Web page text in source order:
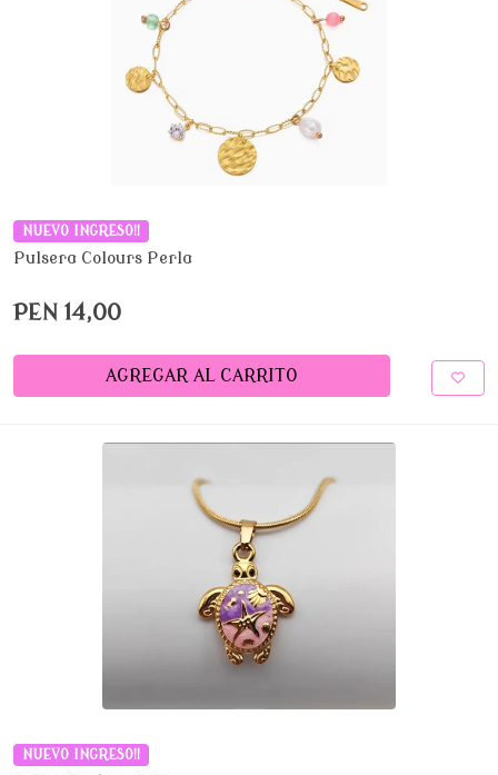
NUEVO INGRESO!!
Pulsera Colours Perla
PEN 14,00
AGREGAR AL CARRITO
NUEVO INGRESO!!